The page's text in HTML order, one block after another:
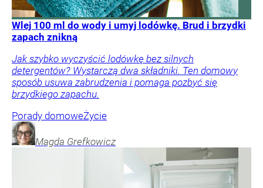
Wlej 100 ml do wody i umyj lodówkę. Brud i brzydki
zapach znikną
Jak szybko wyczyścić lodówkę bez silnych
detergentów? Wystarczą dwa składniki. Ten domowy
sposób usuwa zabrudzenia i pomaga pozbyć się
brzydkiego zapachu.
Porady domoweŻycie
Magda Grefkowicz